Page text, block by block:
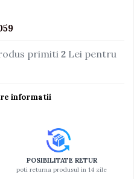
primiti 2 Lei pentru
informatii
POSIBILITATE RETUR
poti returna produsul in 14 zile